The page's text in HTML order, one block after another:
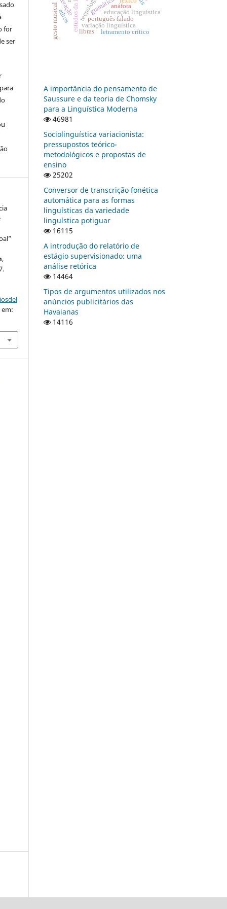
for
ser
,
em:
gramática
português falado
educação linguística
anáfora
variação linguística
gesto musicalethos
libras letramento crítico
A importância do pensamento de
Saussure e da teoria de Chomsky
para a Linguística Moderna
46981
Sociolinguística variacionista:
pressupostos teórico-
metodológicos e propostas de
ensino
25202
Conversor de transcrição fonética
automática para as formas
linguísticas da variedade
linguística potiguar
16115
A introdução do relatório de
estágio supervisionado: uma
análise retórica
14464
Tipos de argumentos utilizados nos
anúncios publicitários das
Havaianas
14116